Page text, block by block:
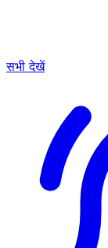
सभी देखें